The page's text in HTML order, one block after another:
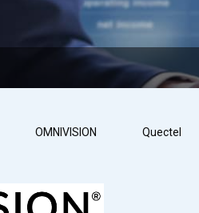
OMNIVISION Quectel